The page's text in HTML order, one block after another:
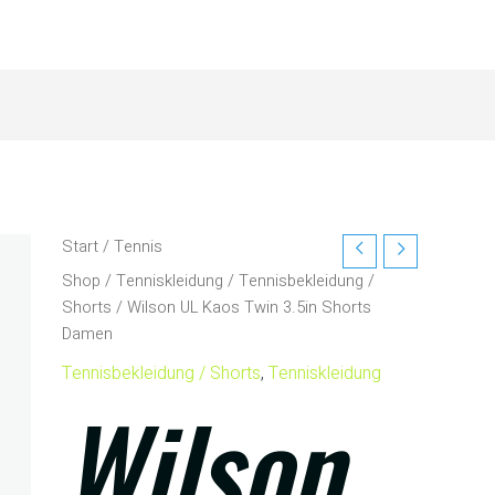
Start/Tennis
Shop /Tenniskleidung /Tennisbekleidung /
Shorts / Wilson UL Kaos Twin 3.5in Shorts
Damen
Tennisbekleidung / Shorts,Tenniskleidung